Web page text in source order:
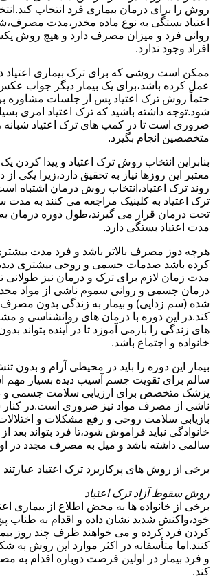
روش را برای درمان بیماری فرد انتخاب
اعتیاد بستگی به نوع ماده مخدر،مدت
روانی فرد و میزان مصرف دارد و هیچ روش
افراد وجود ندارد.
ممکن است روشی که برای ترک بیماری اعتیاد
عمل کرده باشد،برای یک بیمار دیگر جواب عکس
حتماً روش ترک اعتیاد پس از جلسات مشاوره
شود.توجه داشته باشید که ترک اعتیاد امری
ضروری است تا در کمپ های ترک اعتیاد
متخصصین انجام بگیرد.
بنابراین انتخاب روش ترک اعتیاد و پیدا کردن
معتبر این روزها نیاز به تحقیق دارد،زیرا یکی
روند ترک اعتیاد،انتخاب روش درمان اشتباه
ترک اعتیاد به کلینیک مراجعه می کنند به مدت
تحت درمان قرار می گیرند،طول دوره درمان
مدت اعتیاد بستگی دارد.
هرچه دوز مصرف بالاتر باشد و فرد مدت
کرده باشد صدمات جسمی و روحی بیشتری دیده
مدت زمان لازم برای ترک و درمان نیز
درمان جسمی و روانی سموم ناشی از مواد
شده (سم زدایی) و بیمار به زندگی بدون
کند.در این دوره با درمان های روانشناسی و
های زندگی را بازمی آموزد تا در آینده بتواند
خانواده و اجتماع باشد.
بیمار این دوره را باید در محیطی آرام و بدون
سالم برای تقویت جسم آسیب دیده بسیار مهم
پزشک متخصص برای ارزیابی سلامت جسمی و
ناشی از مصرف مواد نیز ضروری است.در
بازیابی سلامت روحی و رفع مشکلات و
خانوادگی نباید فراموش شود،تا فرد بتواند بعد
سالمی داشته باشد و میل به مصرف مجدد در او
برخی از روش های پرکاربرد ترک اعتیاد عبارتند
روش سقوط آزاد ترک اعتیاد
برخی از خانواده ها به محض اطلاع از بیماری
خود،واکنش شدید نشان داده و اقدام به طناب
کردن فرد کرده و می خواهند ظرف چند روز
کنند.اما متأسفانه در اکثر موارد این روش
و فرد بیمار در اولین فرصت دوباره اقدام به
کند.